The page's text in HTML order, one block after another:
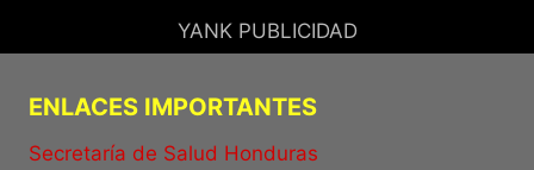
YANK PUBLICIDAD
ENLACES IMPORTANTES
Secretaría de Salud Honduras